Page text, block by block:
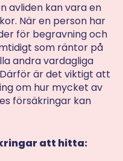
avliden kan vara en
När en person har
för begravning och
som räntor på
andra vardagliga
är det viktigt att
om hur mycket av
försäkringar kan
att hitta: